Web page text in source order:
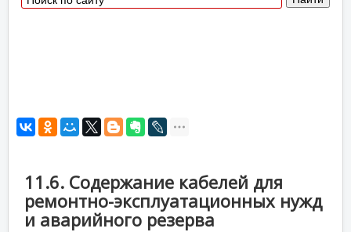
11.6. Содержание кабелей для
ремонтно-эксплуатационных нужд
и аварийного резерва